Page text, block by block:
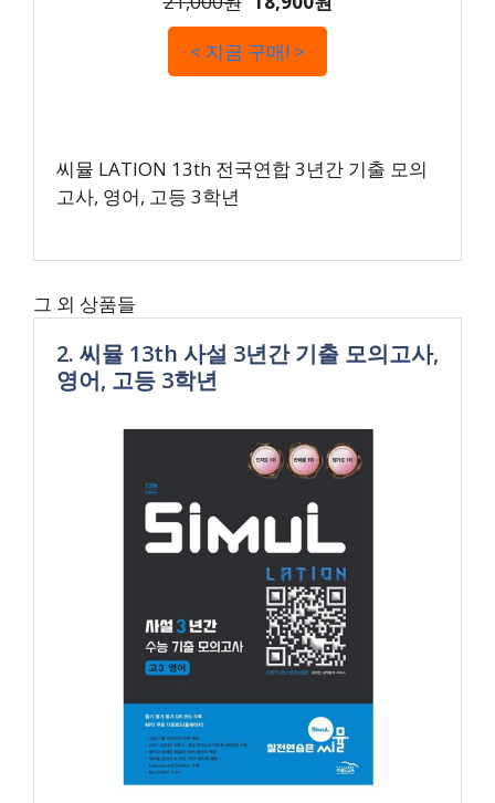
< 지금 구매! >
씨뮬 LATION 13th 전국연합 3년간 기출 모의
고사, 영어, 고등 3학년
그 외 상품들
2. 씨뮬 13th 사설 3년간 기출 모의고사,
영어, 고등 3학년